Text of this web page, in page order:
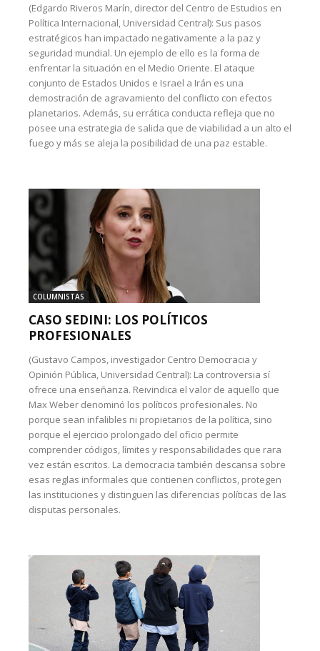
(Edgardo Riveros Marín, director del Centro de Estudios en
Política Internacional, Universidad Central): Sus pasos
estratégicos han impactado negativamente a la paz y
seguridad mundial. Un ejemplo de ello es la forma de
enfrentar la situación en el Medio Oriente. El ataque
conjunto de Estados Unidos e Israel a Irán es una
demostración de agravamiento del conflicto con efectos
planetarios. Además, su errática conducta refleja que no
posee una estrategia de salida que de viabilidad a un alto el
fuego y más se aleja la posibilidad de una paz estable.
COLUMNISTAS
CASO SEDINI: LOS POLÍTICOS
PROFESIONALES
(Gustavo Campos, investigador Centro Democracia y
Opinión Pública, Universidad Central): La controversia sí
ofrece una enseñanza. Reivindica el valor de aquello que
Max Weber denominó los políticos profesionales. No
porque sean infalibles ni propietarios de la política, sino
porque el ejercicio prolongado del oficio permite
comprender códigos, límites y responsabilidades que rara
vez están escritos. La democracia también descansa sobre
esas reglas informales que contienen conflictos, protegen
las instituciones y distinguen las diferencias políticas de las
disputas personales.